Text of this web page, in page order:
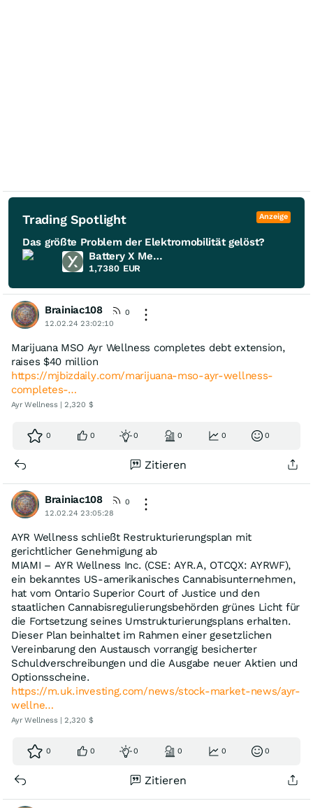
Trading Spotlight Anzeige
Das größte Problem der Elektromobilität gelöst?
Battery X Metals
1,7380 EUR
Brainiac108
0
12.02.24 23:02:10
Marijuana MSO Ayr Wellness completes debt extension,
raises $40 million
https://mjbizdaily.com/marijuana-mso-ayr-wellness-
completes-…
Ayr Wellness | 2,320 $
0 0 0 0 0 0
Zitieren
Brainiac108
0
12.02.24 23:05:28
AYR Wellness schließt Restrukturierungsplan mit
gerichtlicher Genehmigung ab
MIAMI – AYR Wellness Inc. (CSE: AYR.A, OTCQX: AYRWF),
ein bekanntes US-amerikanisches Cannabisunternehmen,
hat vom Ontario Superior Court of Justice und den
staatlichen Cannabisregulierungsbehörden grünes Licht für
die Fortsetzung seines Umstrukturierungsplans erhalten.
Dieser Plan beinhaltet im Rahmen einer gesetzlichen
Vereinbarung den Austausch vorrangig besicherter
Schuldverschreibungen und die Ausgabe neuer Aktien und
Optionsscheine.
https://m.uk.investing.com/news/stock-market-news/ayr-
wellne…
Ayr Wellness | 2,320 $
0 0 0 0 0 0
Zitieren